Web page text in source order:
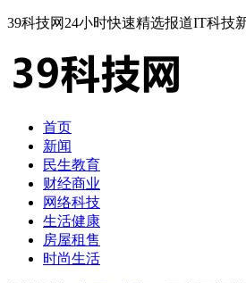
39科技网24小时快速精选报道IT科技
首页
新闻
民生教育
财经商业
网络科技
生活健康
房屋租售
时尚生活